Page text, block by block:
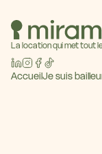
La location qui met tout
AccueilJe suis